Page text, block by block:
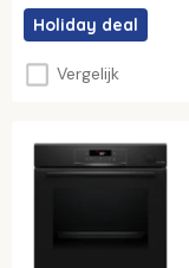
Holiday deal
Vergelijk